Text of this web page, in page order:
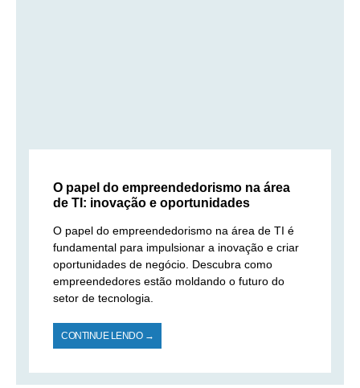
O papel do empreendedorismo na área
de TI: inovação e oportunidades
O papel do empreendedorismo na área de TI é
fundamental para impulsionar a inovação e criar
oportunidades de negócio. Descubra como
empreendedores estão moldando o futuro do
setor de tecnologia.
CONTINUE LENDO →